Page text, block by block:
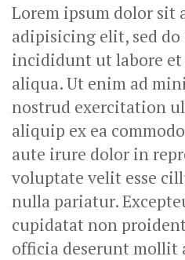
Lorem ipsum dolor sit
adipisicing elit, sed
incididunt ut labore et
aliqua. Ut enim ad
nostrud exercitation
aliquip ex ea
aute irure dolor in
voluptate velit esse
nulla pariatur.
cupidatat non
officia deserunt mollit